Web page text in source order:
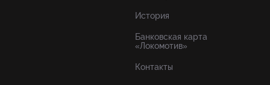
История
Банковская карта
«Локомотив»
Контакты